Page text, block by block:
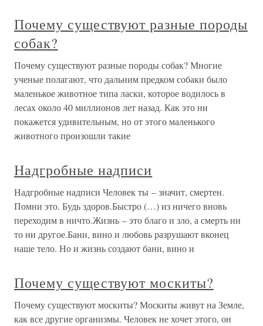
Почему существуют разные породы
собак?
Почему существуют разные породы собак? Многие
ученые полагают, что дальним предком собаки было
маленькое животное типа ласки, которое водилось в
лесах около 40 миллионов лет назад. Как это ни
покажется удивительным, но от этого маленького
животного произошли такие
Надгробные надписи
Надгробные надписи Человек ты – значит, смертен.
Помни это. Будь здоров.Быстро (…) из ничего вновь
переходим в ничто.Жизнь – это благо и зло, а смерть ни
то ни другое.Бани, вино и любовь разрушают вконец
наше тело. Но и жизнь создают бани, вино и
Почему существуют москиты?
Почему существуют москиты? Москиты живут на Земле,
как все другие организмы. Человек не хочет этого, он